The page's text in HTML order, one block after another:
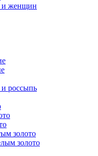
и женщин
и россыпь
золото
золото